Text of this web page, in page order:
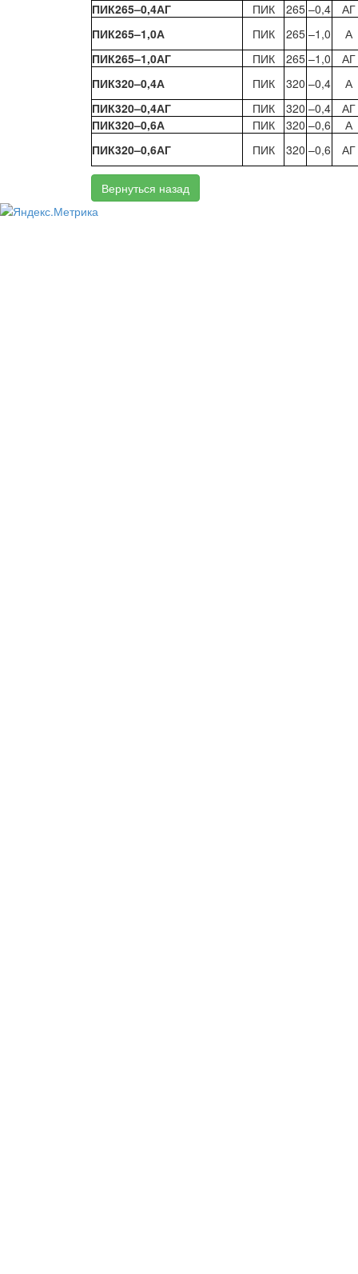
ПИК265–0,4АГ
ПИК 265 –0,4
АГ
ПИК265–1,0А
ПИК 265 –1,0
А
ПИК265–1,0АГ
ПИК 265 –1,0
АГ
ПИК320–0,4А
ПИК 320 –0,4
А
ПИК320–0,4АГ
ПИК 320 –0,4
АГ
ПИК320–0,6А
ПИК 320 –0,6
А
ПИК320–0,6АГ
ПИК 320 –0,6 АГ